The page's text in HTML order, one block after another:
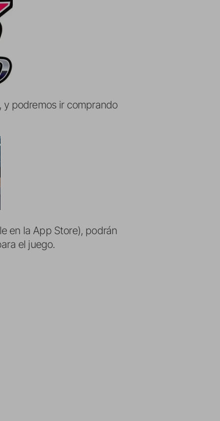
y podremos ir comprando
en la App Store), podrán
el juego.